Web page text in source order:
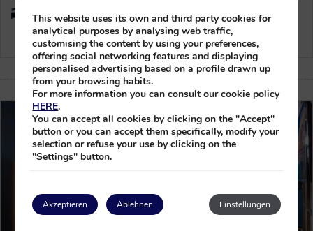
Verschiedene Kombinationen
This website uses its own and third party cookies for
analytical purposes by analysing web traffic,
customising the content by using your preferences,
offering social networking features and displaying
personalised advertising based on a profile drawn up
from your browsing habits.
For more information you can consult our cookie policy
HERE.
You can accept all cookies by clicking on the "Accept"
button or you can accept them specifically, modify your
selection or refuse your use by clicking on the
"Settings" button.
Akzeptieren Einstellungen
Ablehnen